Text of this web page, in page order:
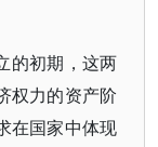
的初期，这两
权力的资产阶
在国家中体现